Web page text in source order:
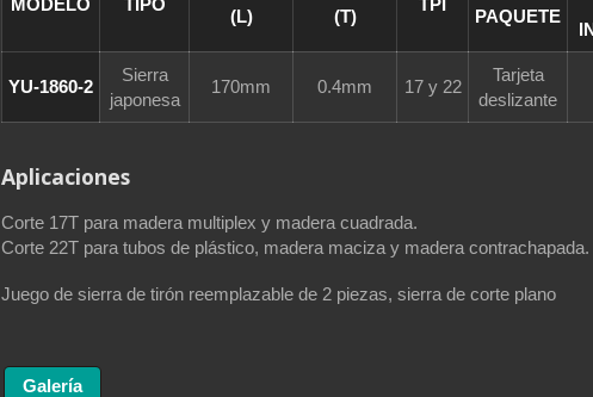
MODELO TIPO
(L)
(T)
TPI
PAQUETE
YU-1860-2
Sierra
japonesa
170mm 0.4mm 17 y 22
Tarjeta
deslizante
Aplicaciones
Corte 17T para madera multiplex y madera cuadrada.
Corte 22T para tubos de plástico, madera maciza y madera contrachapada.
Juego de sierra de tirón reemplazable de 2 piezas, sierra de corte plano
Galería